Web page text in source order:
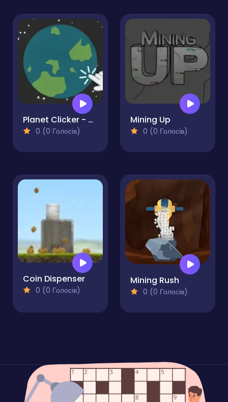
Planet Clicker - Dust Collector
0 (0 Голосів)
Mining Up
0 (0 Голосів)
Coin Dispenser
0 (0 Голосів)
Mining Rush
0 (0 Голосів)